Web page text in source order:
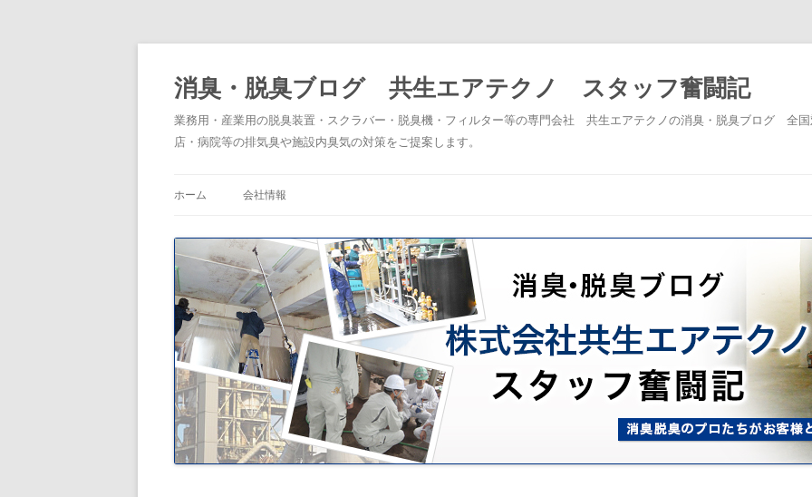
消臭・脱臭ブログ 共生エアテクノ スタッフ奮闘記
業務用・産業用の脱臭装置・スクラバー・脱臭機・フィルター等の専門会社 共生エアテクノの消臭・脱臭ブログ 全
店・病院等の排気臭や施設内臭気の対策をご提案します。
ホーム 会社情報